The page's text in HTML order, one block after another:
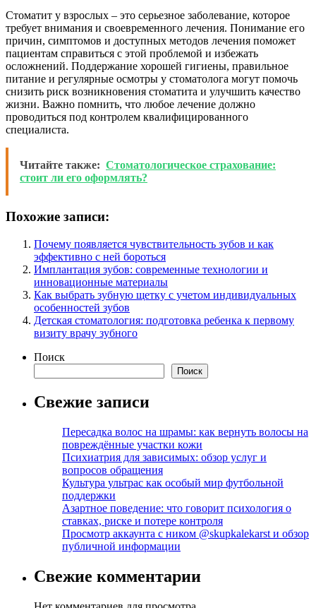
Стоматит у взрослых – это серьезное заболевание, которое
требует внимания и своевременного лечения. Понимание его
причин, симптомов и доступных методов лечения поможет
пациентам справиться с этой проблемой и избежать
осложнений. Поддержание хорошей гигиены, правильное
питание и регулярные осмотры у стоматолога могут помочь
снизить риск возникновения стоматита и улучшить качество
жизни. Важно помнить, что любое лечение должно
проводиться под контролем квалифицированного
специалиста.
Читайте также: Стоматологическое страхование:
стоит ли его оформлять?
Похожие записи:
Почему появляется чувствительность зубов и как
эффективно с ней бороться
Имплантация зубов: современные технологии и
инновационные материалы
Как выбрать зубную щетку с учетом индивидуальных
особенностей зубов
Детская стоматология: подготовка ребенка к первому
визиту врачу зубного
Поиск
Поиск
Свежие записи
Пересадка волос на шрамы: как вернуть волосы на
повреждённые участки кожи
Психиатрия для зависимых: обзор услуг и
вопросов обращения
Культура ультрас как особый мир футбольной
поддержки
Азартное поведение: что говорит психология о
ставках, риске и потере контроля
Просмотр аккаунта с ником @skupkalekarst и обзор
публичной информации
Свежие комментарии